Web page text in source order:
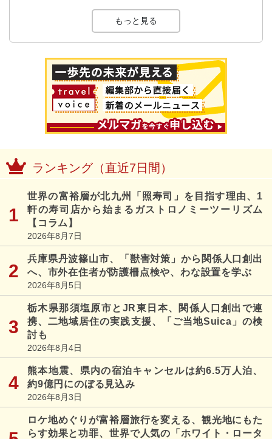
もっと見る
ランキング（直近7日間）
世界の富裕層が北九州「照寿司」を目指す理由、1
軒の寿司店から始まるガストロノミーツーリズム
【コラム】
2026年8月7日
兵庫県丹波篠山市、「獣害対策」から関係人口創出
へ、市外在住者が防護柵点検や、わな設置を学ぶ
2026年8月5日
栃木県那須塩原市とJR東日本、関係人口創出で連
携、二地域居住の実践支援、「ご当地Suica」の検
討も
2026年8月4日
熊本地震、県内の宿泊キャンセルは約6.5万人泊、
約9億円にのぼる見込み
2026年8月3日
ロケ地めぐりが富裕層旅行を変える、観光地にもた
らす効果と功罪、世界で人気の「ホワイト・ロータ